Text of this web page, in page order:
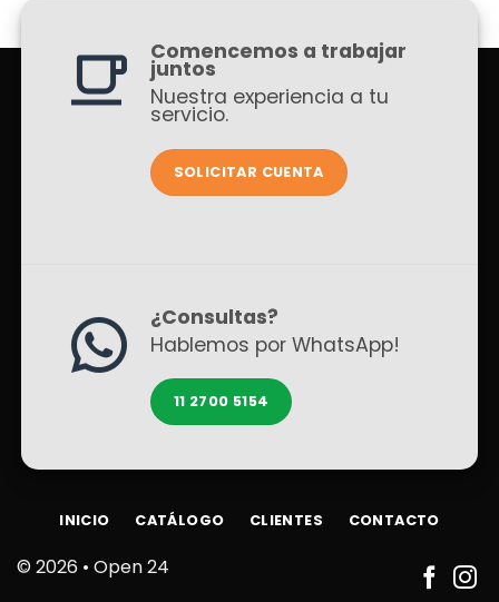
Comencemos a trabajar
juntos
Nuestra experiencia a tu
servicio.
SOLICITAR CUENTA
¿Consultas?
Hablemos por WhatsApp!
11 2700 5154
© 2026 • Open 24
INICIO CATÁLOGO CLIENTES CONTACTO